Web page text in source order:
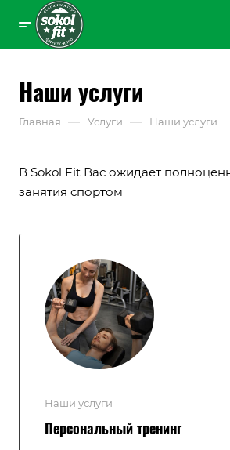
Наши услуги
Главная — Услуги — Наши услуги
В Sokol Fit Вас ожидает
занятия спортом
Наши услуги
Персональный тренинг